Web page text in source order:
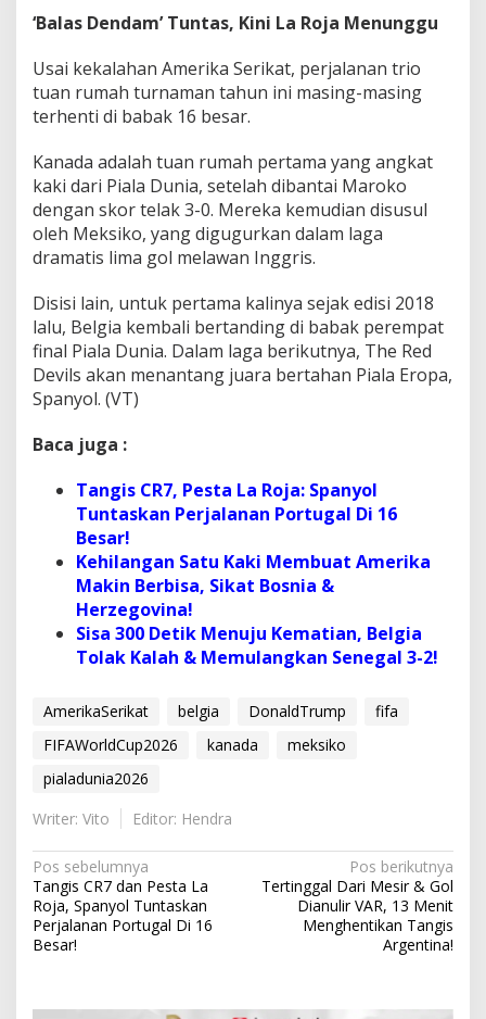
‘Balas Dendam’ Tuntas, Kini La Roja Menunggu
Usai kekalahan Amerika Serikat, perjalanan trio
tuan rumah turnaman tahun ini masing-masing
terhenti di babak 16 besar.
Kanada adalah tuan rumah pertama yang angkat
kaki dari Piala Dunia, setelah dibantai Maroko
dengan skor telak 3-0. Mereka kemudian disusul
oleh Meksiko, yang digugurkan dalam laga
dramatis lima gol melawan Inggris.
Disisi lain, untuk pertama kalinya sejak edisi 2018
lalu, Belgia kembali bertanding di babak perempat
final Piala Dunia. Dalam laga berikutnya, The Red
Devils akan menantang juara bertahan Piala Eropa,
Spanyol. (VT)
Baca juga :
Tangis CR7, Pesta La Roja: Spanyol
Tuntaskan Perjalanan Portugal Di 16
Besar!
Kehilangan Satu Kaki Membuat Amerika
Makin Berbisa, Sikat Bosnia &
Herzegovina!
Sisa 300 Detik Menuju Kematian, Belgia
Tolak Kalah & Memulangkan Senegal 3-2!
AmerikaSerikat belgia DonaldTrump
fifa
FIFAWorldCup2026
kanada
meksiko
pialadunia2026
Writer: Vito
Editor: Hendra
N
a
v
Pos sebelumnya
Tangis CR7 dan Pesta La
Roja, Spanyol Tuntaskan
Perjalanan Portugal Di 16
Besar!
Pos berikutnya
Tertinggal Dari Mesir & Gol
Dianulir VAR, 13 Menit
Menghentikan Tangis
Argentina!